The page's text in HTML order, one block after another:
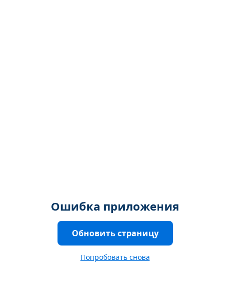
Ошибка приложения
Обновить страницу
Попробовать снова